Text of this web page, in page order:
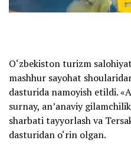
O‘zbekiston turizm
mashhur sayohat
dasturida namoyish etildi.
surnay, an’anaviy
sharbati tayyorlash va
dasturidan o‘rin olgan.